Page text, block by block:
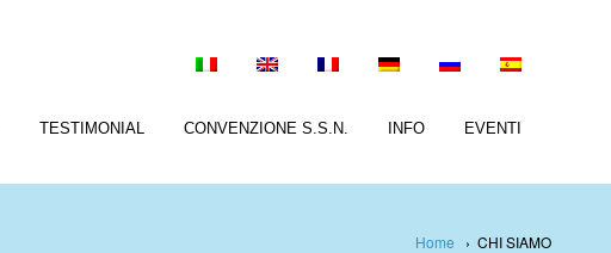
TESTIMONIAL CONVENZIONE S.S.N. INFO EVENTI
Home › CHI SIAMO